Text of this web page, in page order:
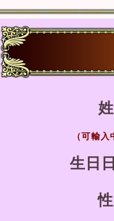
（可輸
生日